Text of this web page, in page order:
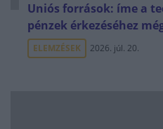
Uniós források: íme a
pénzek érkezéséhez
ELEMZÉSEK 2026. júl. 20.